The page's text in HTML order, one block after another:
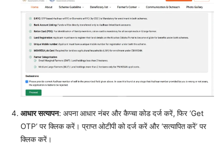
आधार सत्यापन: अपना आधार नंबर और कैप्चा कोड दर्ज करें, फिर ‘Get
OTP’ पर क्लिक करें। प्राप्त ओटीपी को दर्ज करें और ‘सत्यापित करें’ पर
क्लिक करें।